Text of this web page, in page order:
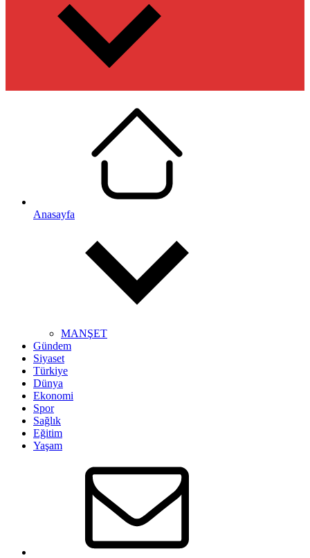
Anasayfa
MANŞET
Gündem
Siyaset
Türkiye
Dünya
Ekonomi
Spor
Sağlık
Eğitim
Yaşam